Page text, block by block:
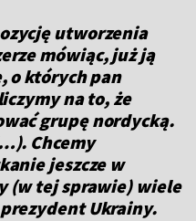
utworzenia
mówiąc, już ją
o których pan
na to, że
grupę nordycką.
Chcemy
jeszcze w
(w tej sprawie) wiele
Ukrainy.